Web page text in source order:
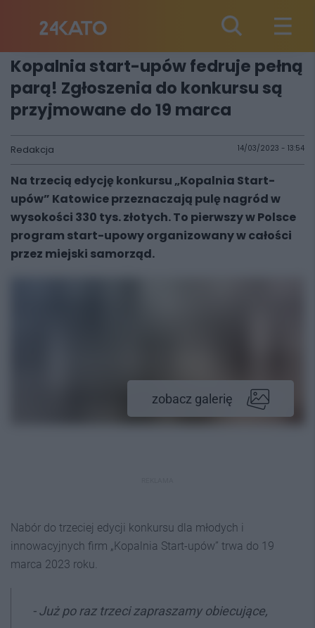
Kopalnia start-upów fedruje pełną
parą! Zgłoszenia do konkursu są
przyjmowane do 19 marca
Redakcja 14/03/2023 - 13:54
Na trzecią edycję konkursu „Kopalnia Start-
upów” Katowice przeznaczają pulę nagród w
wysokości 330 tys. złotych. To pierwszy w Polsce
program start-upowy organizowany w całości
przez miejski samorząd.
zobacz galerię
Nabór do trzeciej edycji konkursu dla młodych i
innowacyjnych firm „Kopalnia Start-upów” trwa do 19
marca 2023 roku.
-Już po raz trzeci zapraszamy obiecujące,